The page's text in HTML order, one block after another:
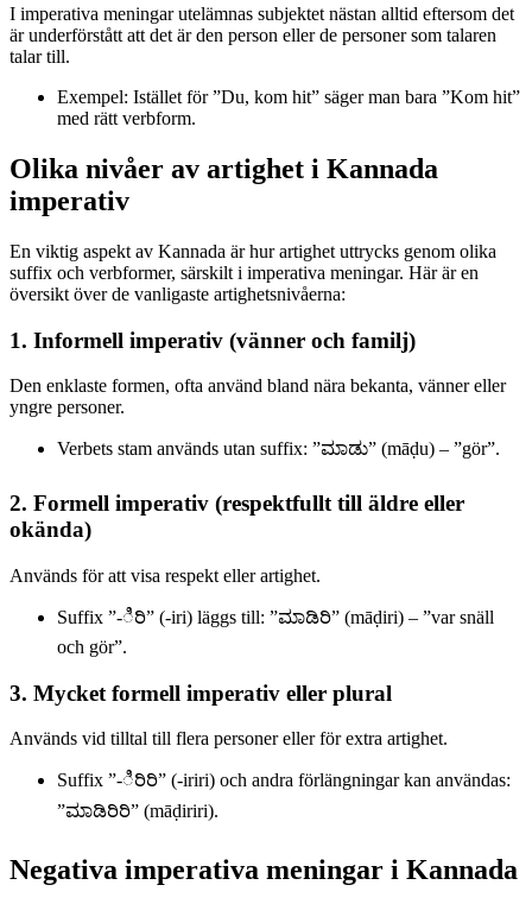
I imperativa meningar utelämnas subjektet nästan alltid eftersom det
är underförstått att det är den person eller de personer som talaren
talar till.
Exempel: Istället för ”Du, kom hit” säger man bara ”Kom hit”
med rätt verbform.
Olika nivåer av artighet i Kannada
imperativ
En viktig aspekt av Kannada är hur artighet uttrycks genom olika
suffix och verbformer, särskilt i imperativa meningar. Här är en
översikt över de vanligaste artighetsnivåerna:
1. Informell imperativ (vänner och familj)
Den enklaste formen, ofta använd bland nära bekanta, vänner eller
yngre personer.
Verbets stam används utan suffix: ”ಮಾಡು” (māḍu) – ”gör”.
2. Formell imperativ (respektfullt till äldre eller
okända)
Används för att visa respekt eller artighet.
Suffix ”-ಿರಿ” (-iri) läggs till: ”ಮಾಡಿರಿ” (māḍiri) – ”var snäll
och gör”.
3. Mycket formell imperativ eller plural
Används vid tilltal till flera personer eller för extra artighet.
Suffix ”-ಿರಿರಿ” (-iriri) och andra förlängningar kan användas:
”ಮಾಡಿರಿರಿ” (māḍiriri).
Negativa imperativa meningar i Kannada